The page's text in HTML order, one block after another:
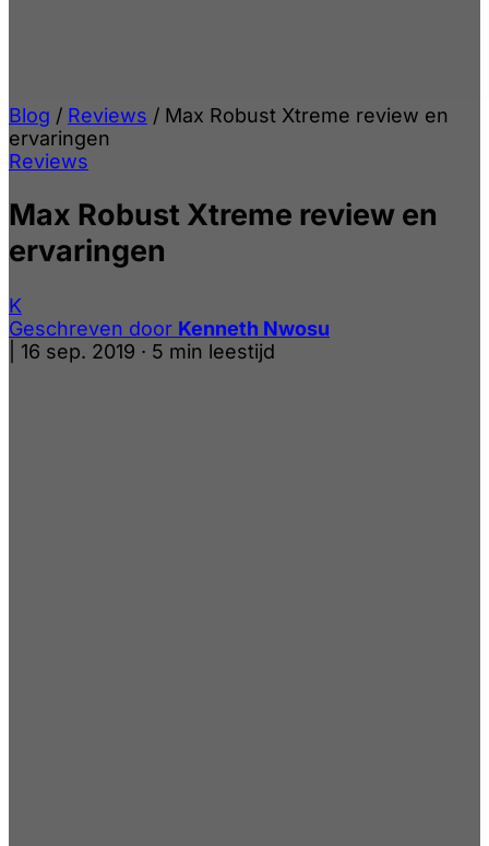
Blog / Reviews / Max Robust Xtreme review en
ervaringen
Reviews
Max Robust Xtreme review en
ervaringen
K
Geschreven door Kenneth Nwosu
16 sep. 2019 · 5 min leestijd